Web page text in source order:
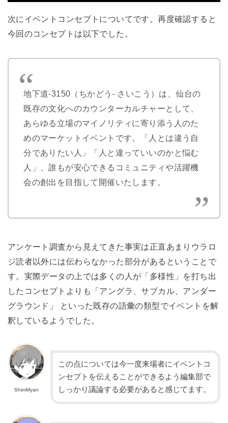
次にイベントコンセプトについてです。再度確認すると
今回のコンセプトは以下でした。
地下道-3150（ちかどう- さいこう）は、仙台の
既存の文化へのカウンターカルチャーとして、
あらゆる立場のマイノリティに寄り添う人のた
めのマーケットイベントです。「人とは違う自
分でありたい人」「人と違っていいのかと悩む
人」、誰もが安心できるコミュニティや活躍機
会の創出を目指して開催いたします。
アンケート調査から見えてきた事実は正直あまりウラロ
ジ読者以外には伝わらなかった部分があるということで
す。実際データの上では多くの人が「多様性」を打ち出
したコンセプトよりも「アングラ、サブカル、アンダー
グラウンド」 といった既存の語彙の類型でイベントを解
釈しているようでした。
ShimMyan
この点については今一度来場者にイベントコ
ンセプトを伝えることができるよう編集部で
しっかり議論する必要があると感じてます。